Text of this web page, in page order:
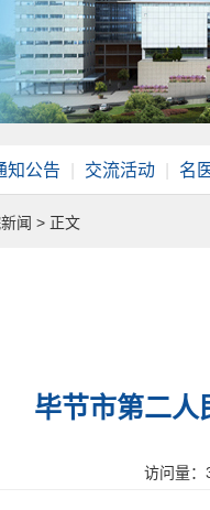
知公告 交流活动 名
闻 > 正文
毕节市第二人
访问量：